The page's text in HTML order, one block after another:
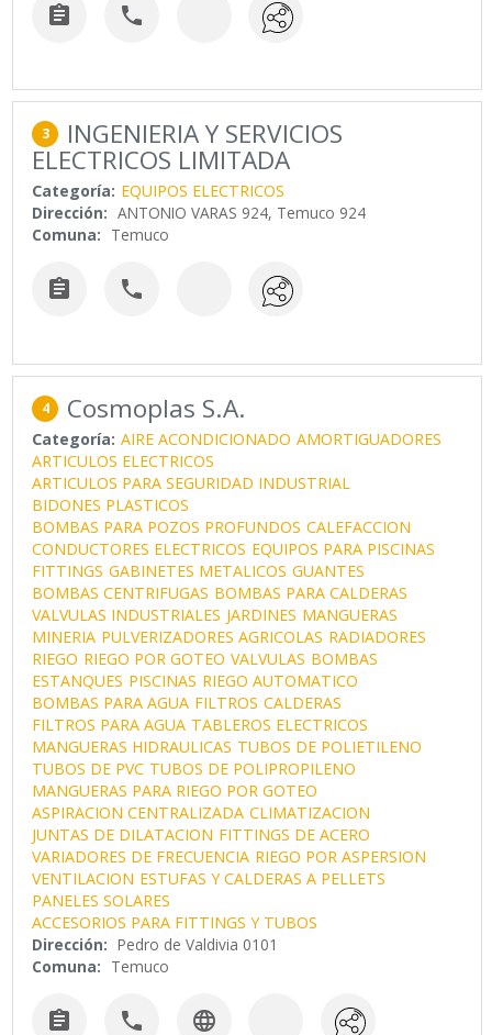
 
3 INGENIERIA Y SERVICIOS
ELECTRICOS LIMITADA
Categoría: EQUIPOS ELECTRICOS
Dirección: ANTONIO VARAS 924, Temuco 924
Comuna: Temuco
 
4 Cosmoplas S.A.
Categoría: AIRE ACONDICIONADO AMORTIGUADORES
ARTICULOS ELECTRICOS
ARTICULOS PARA SEGURIDAD INDUSTRIAL
BIDONES PLASTICOS
BOMBAS PARA POZOS PROFUNDOS CALEFACCION
CONDUCTORES ELECTRICOS EQUIPOS PARA PISCINAS
FITTINGS GABINETES METALICOS GUANTES
BOMBAS CENTRIFUGAS BOMBAS PARA CALDERAS
VALVULAS INDUSTRIALES JARDINES MANGUERAS
MINERIA PULVERIZADORES AGRICOLAS RADIADORES
RIEGO RIEGO POR GOTEO VALVULAS BOMBAS
ESTANQUES PISCINAS RIEGO AUTOMATICO
BOMBAS PARA AGUA FILTROS CALDERAS
FILTROS PARA AGUA TABLEROS ELECTRICOS
MANGUERAS HIDRAULICAS TUBOS DE POLIETILENO
TUBOS DE PVC TUBOS DE POLIPROPILENO
MANGUERAS PARA RIEGO POR GOTEO
ASPIRACION CENTRALIZADA CLIMATIZACION
JUNTAS DE DILATACION FITTINGS DE ACERO
VARIADORES DE FRECUENCIA RIEGO POR ASPERSION
VENTILACION ESTUFAS Y CALDERAS A PELLETS
PANELES SOLARES
ACCESORIOS PARA FITTINGS Y TUBOS
Dirección: Pedro de Valdivia 0101
Comuna: Temuco
  